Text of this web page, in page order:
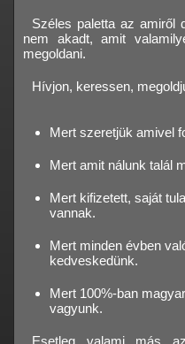
Széles paletta az amiről
nem akadt, amit
megoldani.
Hívjon, keressen,
Mert szeretjük amivel
Mert amit nálunk talál
Mert kifizetett, saját
vannak.
Mert minden évben
kedveskedünk.
Mert 100%-ban
vagyunk.